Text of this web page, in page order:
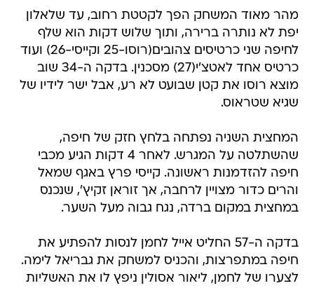
מהר מאוד המשחק הפך לקטטת רחוב, עד שלאלון
יפת לא נותרה ברירה, ותוך שלוש דקות הוא שלף
לחיפה שני כרטיסים צהובים(רוסו-25 וקייסי-26) ועוד
כרטיס אחד לאטצ'י(27) מסכנין. בדקה ה-34 שוב
מוצא רוסו את קטן שבועט לא רע, אבל ישר לידיו של
שגיא שטראוס.
המחצית השניה נפתחה בלחץ חזק של חיפה,
שהשתלטה על המגרש. לאחר 4 דקות הגיע מכבי
חיפה להזדמנות ראשונה. קייסי פרץ באגף שמאל
והרים כדור מצויין לרחבה, אך זוראן זקיץ', שנכנס
במחצית במקום ברדה, נגח גבוה מעל השער.
בדקה ה-57 החליט אייל לחמן לנסות להפתיע את
חיפה במתפרצות, והכניס למשחק את גבריאל לימה.
לצערו של לחמן, ליאור אסולין ניפץ לו את האשליות